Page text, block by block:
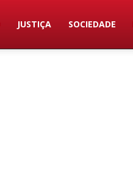
JUSTIÇA SOCIEDADE